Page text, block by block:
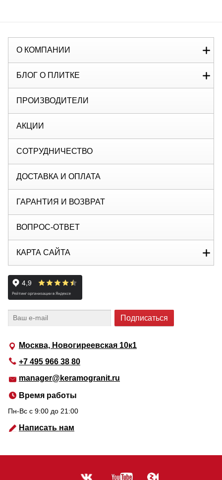
Москва, Новогиреевская 10к1
+7 495 966 38 80
manager@keramogranit.ru
Время работы
Пн-Вс c 9:00 до 21:00
Написать нам
О КОМПАНИИ
БЛОГ О ПЛИТКЕ
ПРОИЗВОДИТЕЛИ
АКЦИИ
СОТРУДНИЧЕСТВО
ДОСТАВКА И ОПЛАТА
ГАРАНТИЯ И ВОЗВРАТ
ВОПРОС-ОТВЕТ
КАРТА САЙТА